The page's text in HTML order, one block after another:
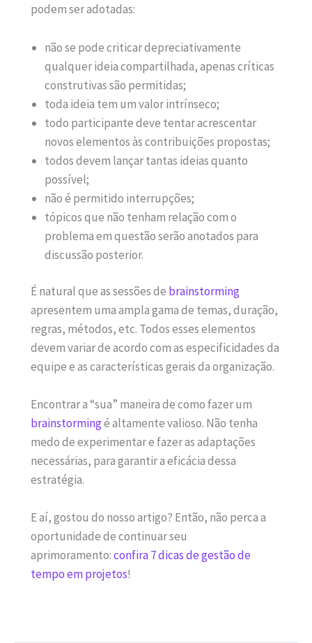
podem ser adotadas:
não se pode criticar depreciativamente
qualquer ideia compartilhada, apenas críticas
construtivas são permitidas;
toda ideia tem um valor intrínseco;
todo participante deve tentar acrescentar
novos elementos às contribuições propostas;
todos devem lançar tantas ideias quanto
possível;
não é permitido interrupções;
tópicos que não tenham relação com o
problema em questão serão anotados para
discussão posterior.
É natural que as sessões de brainstorming
apresentem uma ampla gama de temas, duração,
regras, métodos, etc. Todos esses elementos
devem variar de acordo com as especificidades da
equipe e as características gerais da organização.
Encontrar a “sua” maneira de como fazer um
brainstormingé altamente valioso. Não tenha
medo de experimentar e fazer as adaptações
necessárias, para garantir a eficácia dessa
estratégia.
E aí, gostou do nosso artigo? Então, não perca a
oportunidade de continuar seu
aprimoramento:confira 7 dicas de gestão de
tempo em projetos!